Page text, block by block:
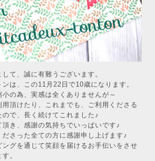
て、誠に有難うございます。
は、この11月22日で10歳になります。
の為、実感は全くありませんが～
頂けたり、これまでも、ご利用くださる
で、長く続けてこれました♪
き、感謝の気持ちでいっぱいです♪
さった全ての方に感謝申し上げます♪
ングを通じて笑顔を届けるお手伝いをさせ
。